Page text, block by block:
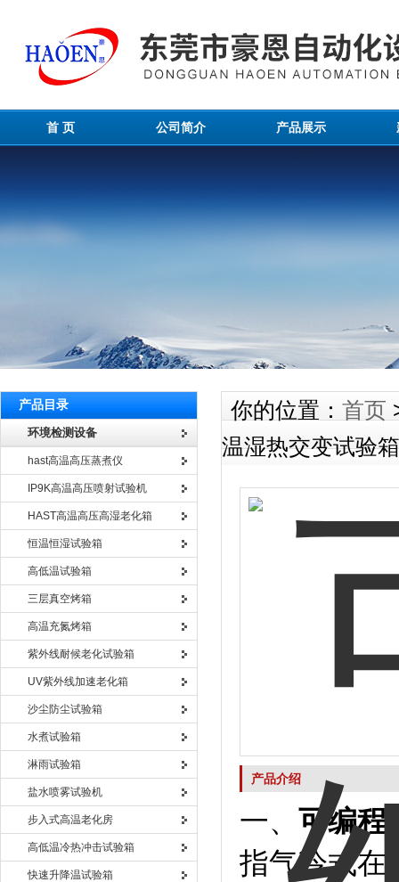
首 页 公司简介 产品展示
产品目录
环境检测设备
hast高温高压蒸煮仪
IP9K高温高压喷射试验机
HAST高温高压高湿老化箱
恒温恒湿试验箱
高低温试验箱
三层真空烤箱
高温充氮烤箱
紫外线耐候老化试验箱
UV紫外线加速老化箱
沙尘防尘试验箱
水煮试验箱
淋雨试验箱
盐水喷雾试验机
步入式高温老化房
高低温冷热冲击试验箱
快速升降温试验箱
你的位置： 首页
温湿热交变试验箱
产品介绍
一、 可编程
指气冷式在